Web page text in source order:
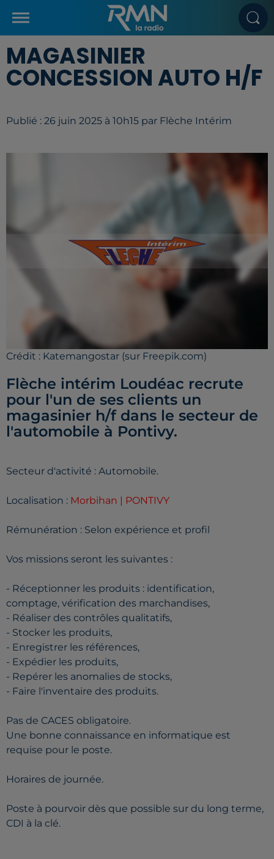
MAGASINIER
CONCESSION AUTO H/F
Publié : 26 juin 2025 à 10h15 par Flèche Intérim
Crédit : Katemangostar (sur Freepik.com)
Flèche intérim Loudéac recrute
pour l'un de ses clients un
magasinier h/f dans le secteur de
l'automobile à Pontivy.
Secteur d'activité : Automobile.
Localisation : Morbihan | PONTIVY
Rémunération : Selon expérience et profil
Vos missions seront les suivantes :
- Réceptionner les produits : identification,
comptage, vérification des marchandises,
- Réaliser des contrôles qualitatifs,
- Stocker les produits,
- Enregistrer les références,
- Expédier les produits,
- Repérer les anomalies de stocks,
- Faire l'inventaire des produits.
Pas de CACES obligatoire.
Une bonne connaissance en informatique est
requise pour le poste.
Horaires de journée.
Poste à pourvoir dès que possible sur du long terme,
CDI à la clé.